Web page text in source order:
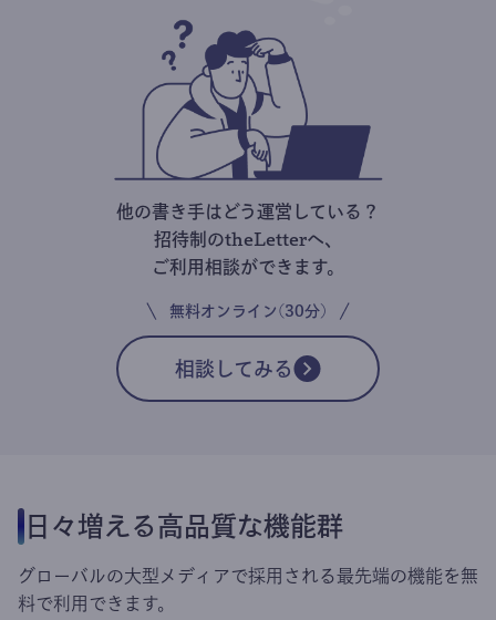
他の書き手はどう運営している？
招待制のtheLetterへ、
ご利用相談ができます。
無料オンライン(30分)
相談してみる
日々増える高品質な機能群
グローバルの大型メディアで採用される最先端の機能を無
料で利用できます。